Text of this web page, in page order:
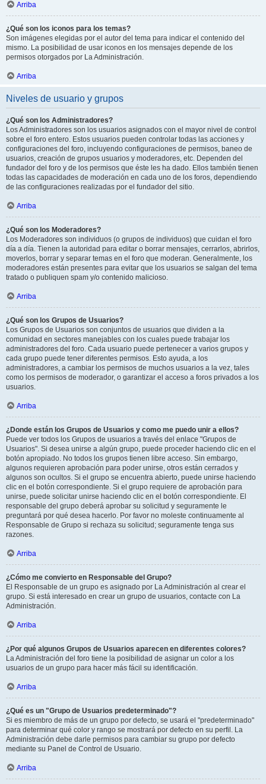
Arriba
¿Qué son los iconos para los temas?
Son imágenes elegidas por el autor del tema para indicar el contenido del
mismo. La posibilidad de usar iconos en los mensajes depende de los
permisos otorgados por La Administración.
Arriba
Niveles de usuario y grupos
¿Qué son los Administradores?
Los Administradores son los usuarios asignados con el mayor nivel de control
sobre el foro entero. Estos usuarios pueden controlar todas las acciones y
configuraciones del foro, incluyendo configuraciones de permisos, baneo de
usuarios, creación de grupos usuarios y moderadores, etc. Dependen del
fundador del foro y de los permisos que éste les ha dado. Ellos también tienen
todas las capacidades de moderación en cada uno de los foros, dependiendo
de las configuraciones realizadas por el fundador del sitio.
Arriba
¿Qué son los Moderadores?
Los Moderadores son individuos (o grupos de individuos) que cuidan el foro
día a día. Tienen la autoridad para editar o borrar mensajes, cerrarlos, abrirlos,
moverlos, borrar y separar temas en el foro que moderan. Generalmente, los
moderadores están presentes para evitar que los usuarios se salgan del tema
tratado o publiquen spam y/o contenido malicioso.
Arriba
¿Qué son los Grupos de Usuarios?
Los Grupos de Usuarios son conjuntos de usuarios que dividen a la
comunidad en sectores manejables con los cuales puede trabajar los
administradores del foro. Cada usuario puede pertenecer a varios grupos y
cada grupo puede tener diferentes permisos. Esto ayuda, a los
administradores, a cambiar los permisos de muchos usuarios a la vez, tales
como los permisos de moderador, o garantizar el acceso a foros privados a los
usuarios.
Arriba
¿Donde están los Grupos de Usuarios y como me puedo unir a ellos?
Puede ver todos los Grupos de usuarios a través del enlace "Grupos de
Usuarios". Si desea unirse a algún grupo, puede proceder haciendo clic en el
botón apropiado. No todos los grupos tienen libre acceso. Sin embargo,
algunos requieren aprobación para poder unirse, otros están cerrados y
algunos son ocultos. Si el grupo se encuentra abierto, puede unirse haciendo
clic en el botón correspondiente. Si el grupo requiere de aprobación para
unirse, puede solicitar unirse haciendo clic en el botón correspondiente. El
responsable del grupo deberá aprobar su solicitud y seguramente le
preguntará por qué desea hacerlo. Por favor no moleste continuamente al
Responsable de Grupo si rechaza su solicitud; seguramente tenga sus
razones.
Arriba
¿Cómo me convierto en Responsable del Grupo?
El Responsable de un grupo es asignado por La Administración al crear el
grupo. Si está interesado en crear un grupo de usuarios, contacte con La
Administración.
Arriba
¿Por qué algunos Grupos de Usuarios aparecen en diferentes colores?
La Administración del foro tiene la posibilidad de asignar un color a los
usuarios de un grupo para hacer más fácil su identificación.
Arriba
¿Qué es un "Grupo de Usuarios predeterminado"?
Si es miembro de más de un grupo por defecto, se usará el "predeterminado"
para determinar qué color y rango se mostrará por defecto en su perfil. La
Administración debe darle permisos para cambiar su grupo por defecto
mediante su Panel de Control de Usuario.
Arriba